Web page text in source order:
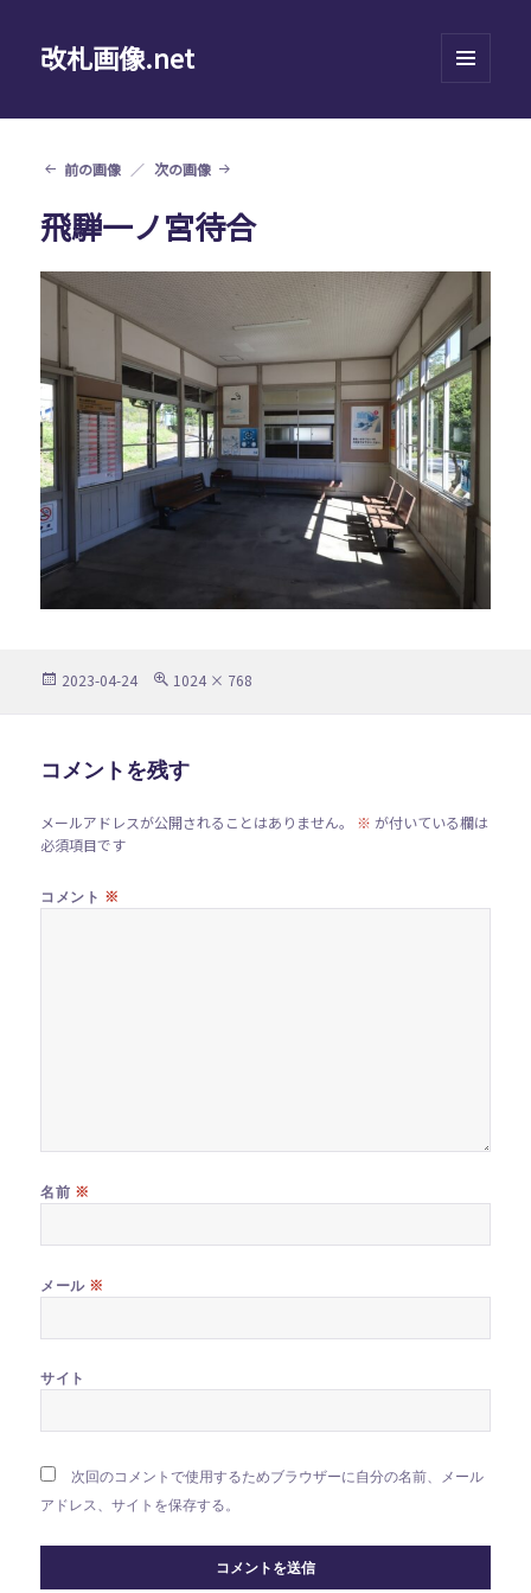
改札画像.net
ーとウ
前の画像 次の画像
飛騨一ノ宮待合
投
2023-04-24
フ
ズ
1024 × 768
コメントを残す
メールアドレスが公開されることはありません。 ※ が付いている欄は
必須項目です
コメント ※
名前 ※
メール ※
サイト
次回のコメントで使用するためブラウザーに自分の名前、メール
アドレス、サイトを保存する。